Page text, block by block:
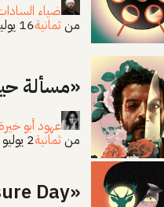
ضياء
منثمانية16 يوليو 2026
«مسألة
عهود أبو خيرة
منثمانية2 يوليو 2026
«Disclosure Day» سبيلبرغ عالق في الثمانينيات